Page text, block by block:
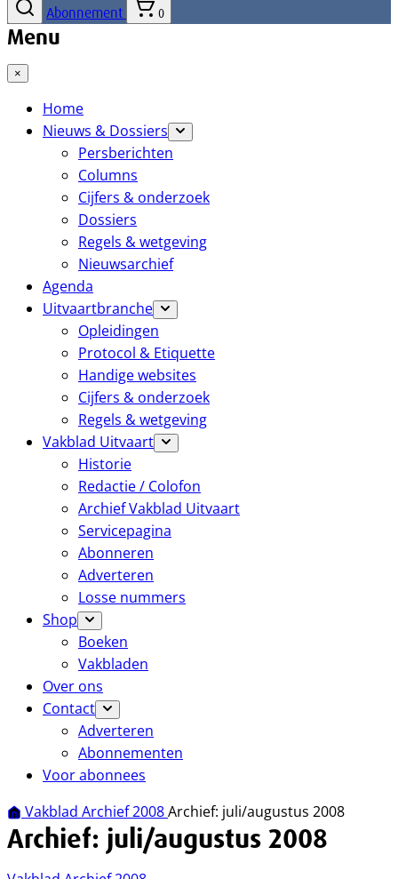
Abonnement 0
Menu
×
Home
Nieuws & Dossiers
Persberichten
Columns
Cijfers & onderzoek
Dossiers
Regels & wetgeving
Nieuwsarchief
Agenda
Uitvaartbranche
Opleidingen
Protocol & Etiquette
Handige websites
Cijfers & onderzoek
Regels & wetgeving
Vakblad Uitvaart
Historie
Redactie / Colofon
Archief Vakblad Uitvaart
Servicepagina
Abonneren
Adverteren
Losse nummers
Shop
Boeken
Vakbladen
Over ons
Contact
Adverteren
Abonnementen
Voor abonnees
Vakblad Archief 2008Archief: juli/augustus 2008
Archief: juli/augustus 2008